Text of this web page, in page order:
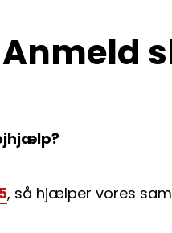
Anmeld
, så hjælper vores